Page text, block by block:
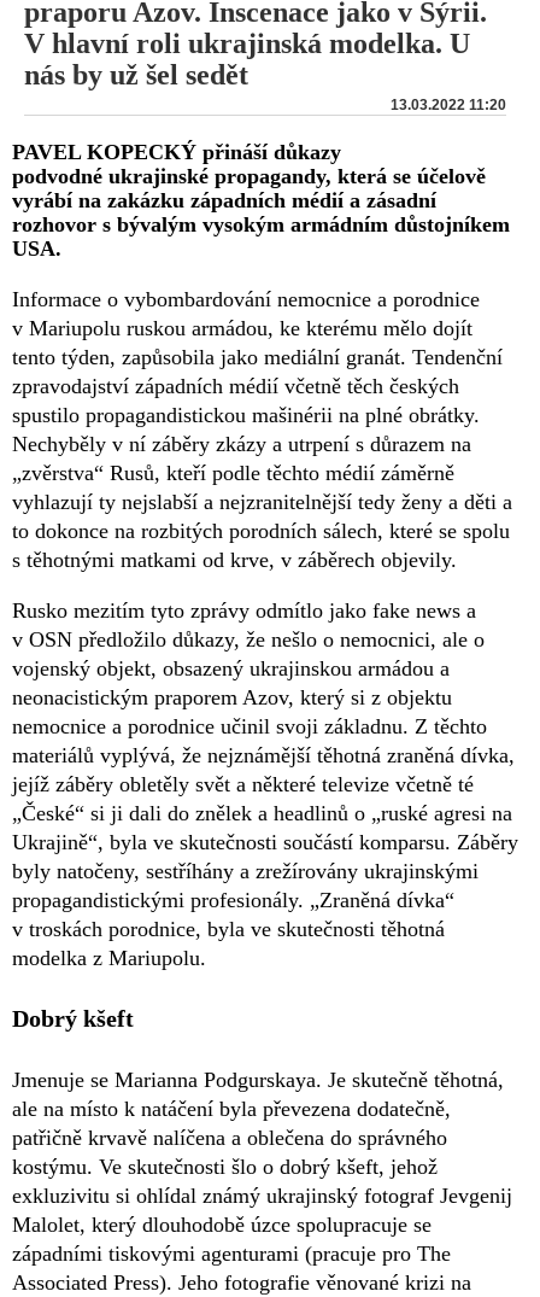
praporu Azov. Inscenace jako v Sýrii.
V hlavní roli ukrajinská modelka. U
nás by už šel sedět
13.03.2022 11:20
PAVEL KOPECKÝ přináší důkazy
podvodné ukrajinské propagandy, která se účelově
vyrábí na zakázku západních médií a zásadní
rozhovor s bývalým vysokým armádním důstojníkem
USA.
Informace o vybombardování nemocnice a porodnice
v Mariupolu ruskou armádou, ke kterému mělo dojít
tento týden, zapůsobila jako mediální granát. Tendenční
zpravodajství západních médií včetně těch českých
spustilo propagandistickou mašinérii na plné obrátky.
Nechyběly v ní záběry zkázy a utrpení s důrazem na
„zvěrstva“ Rusů, kteří podle těchto médií záměrně
vyhlazují ty nejslabší a nejzranitelnější tedy ženy a děti a
to dokonce na rozbitých porodních sálech, které se spolu
s těhotnými matkami od krve, v záběrech objevily.
Rusko mezitím tyto zprávy odmítlo jako fake news a
v OSN předložilo důkazy, že nešlo o nemocnici, ale o
vojenský objekt, obsazený ukrajinskou armádou a
neonacistickým praporem Azov, který si z objektu
nemocnice a porodnice učinil svoji základnu. Z těchto
materiálů vyplývá, že nejznámější těhotná zraněná dívka,
jejíž záběry obletěly svět a některé televize včetně té
„České“ si ji dali do znělek a headlinů o „ruské agresi na
Ukrajině“, byla ve skutečnosti součástí komparsu. Záběry
byly natočeny, sestříhány a zrežírovány ukrajinskými
propagandistickými profesionály. „Zraněná dívka“
v troskách porodnice, byla ve skutečnosti těhotná
modelka z Mariupolu.
Dobrý kšeft
Jmenuje se Marianna Podgurskaya. Je skutečně těhotná,
ale na místo k natáčení byla převezena dodatečně,
patřičně krvavě nalíčena a oblečena do správného
kostýmu. Ve skutečnosti šlo o dobrý kšeft, jehož
exkluzivitu si ohlídal známý ukrajinský fotograf Jevgenij
Malolet, který dlouhodobě úzce spolupracuje se
západními tiskovými agenturami (pracuje pro The
Associated Press). Jeho fotografie věnované krizi na